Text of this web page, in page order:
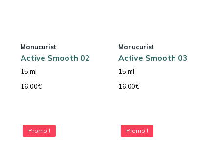
Manucurist
Active Smooth 02
15 ml
16,00€
Manucurist
Active Smooth 03
15 ml
16,00€
Promo ! Promo !